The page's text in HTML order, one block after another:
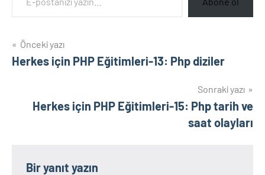
Yazı
gezinmesi
Önceki yazı
Herkes için PHP Eğitimleri-13: Php diziler
Sonraki yazı
Herkes için PHP Eğitimleri-15: Php tarih ve
saat olayları
Bir yanıt yazın